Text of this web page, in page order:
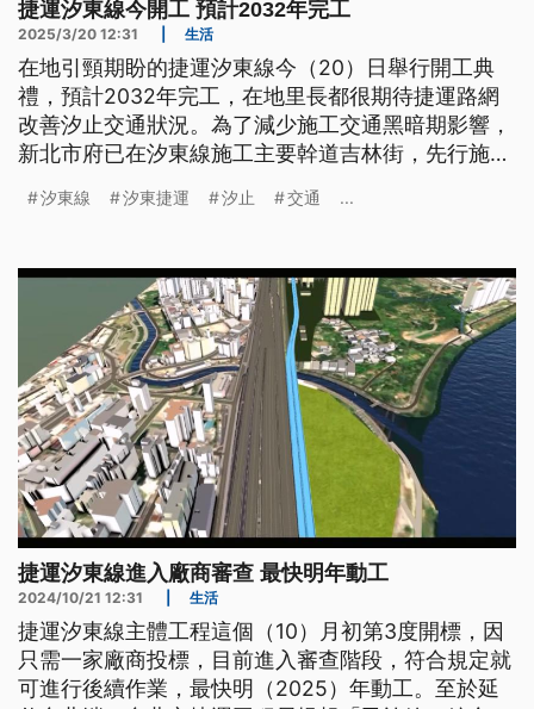
捷運汐東線今開工 預計2032年完工
2025/3/20 12:31 生活
在地引頸期盼的捷運汐東線今（20）日舉行開工典
禮，預計2032年完工，在地里長都很期待捷運路網
改善汐止交通狀況。為了減少施工交通黑暗期影響，
新北市府已在汐東線施工主要幹道吉林街，先行施作
汐東線 汐東捷運 汐止 交通 ...
捷運汐東線進入廠商審查 最快明年動工
2024/10/21 12:31 生活
捷運汐東線主體工程這個（10）月初第3度開標，因
只需一家廠商投標，目前進入審查階段，符合規定就
可進行後續作業，最快明（2025）年動工。至於延